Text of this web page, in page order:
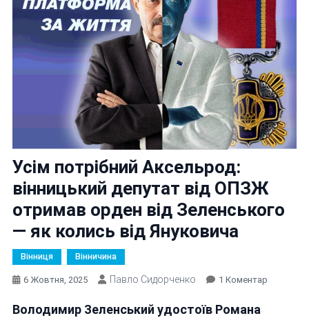
Усім потрібний Аксельрод:
вінницький депутат від ОПЗЖ
отримав орден від Зеленського
— як колись від Януковича
Вінниця Вінничина
6 Жовтня, 2025 Павло Сидорченко 1 КоментарДо
Володимир Зеленський удостоїв Романа